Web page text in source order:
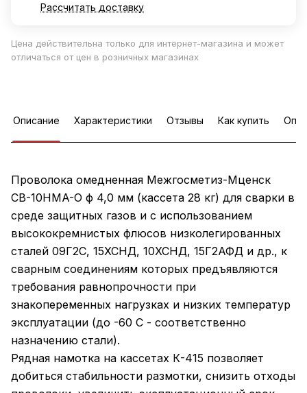
Рассчитать доставку
Цена действительна только для интернет-магазина и может
отличаться от цен в розничных магазинах
Описание Характеристики Отзывы Как купить
Проволока омедненная Межгосметиз-Мценск
СВ-10HMA-О ф 4,0 мм (кассета 28 кг) для сварки в
среде защитных газов и с использованием
высококремнистых флюсов низколегированных
сталей 09Г2С, 15ХСНД, 10ХСНД, 15Г2АФД и др., к
сварным соединениям которых предъявляются
требования равнопрочности при
знакопеременных нагрузках и низких температур
эксплуатации (до -60 С - соответственно
назначению стали).
Рядная намотка на кассетах К-415 позволяет
добиться стабильности размотки, снизить отходы